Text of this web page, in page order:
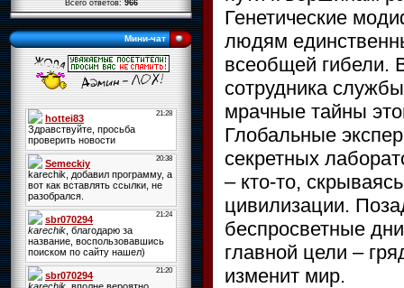
Всего ответов:966
Мини-чат
Генетические
людям
всеобщей гибели.
сотрудника
мрачные тайны
Глобальные
секретных
– кто-то,
цивилизации.
беспросветные
главной цели –
изменит мир.